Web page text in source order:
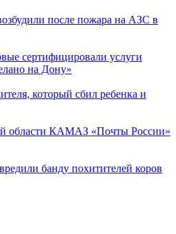
после пожара на АЗС в
сертифицировали услуги
на Дону»
который сбил ребенка и
области КАМАЗ «Почты России»
банду похитителей коров